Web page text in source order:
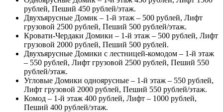
рублей, Пеший 450 рублей/этаж.
Двухъярусные Домик – 1-й этаж – 500 рублей, Лифт
грузовой 2500 рублей, Пеший 500 рублей/этаж.
Кровати-Чердаки Домики – 1-й этаж – 500 рублей, Лифт
грузовой 2000 рублей, Пеший 500 рублей.
Двухъярусные Домики с лестницей-комодом – 1-й этаж
– 550 рублей, Лифт грузовой 2500 рублей, Пеший 550
рублей/этаж.
Угловые Домики одноярусные – 1-й этаж – 550 рублей,
Лифт грузовой 2000 рублей, Пеший 550 рублей/этаж.
Комод – 1-й этаж 400 рублей, Лифт – 1000 рублей,
Пеший 400 рублей/этаж.